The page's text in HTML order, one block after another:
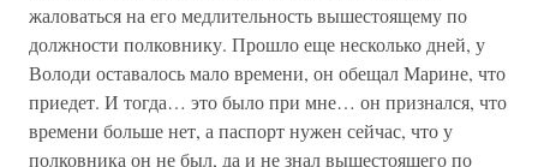
жаловаться на его медлительность вышестоящему по
должности полковнику. Прошло еще несколько дней, у
Володи оставалось мало времени, он обещал Марине, что
приедет. И тогда… это было при мне… он признался, что
времени больше нет, а паспорт нужен сейчас, что у
полковника он не был, да и не знал вышестоящего по